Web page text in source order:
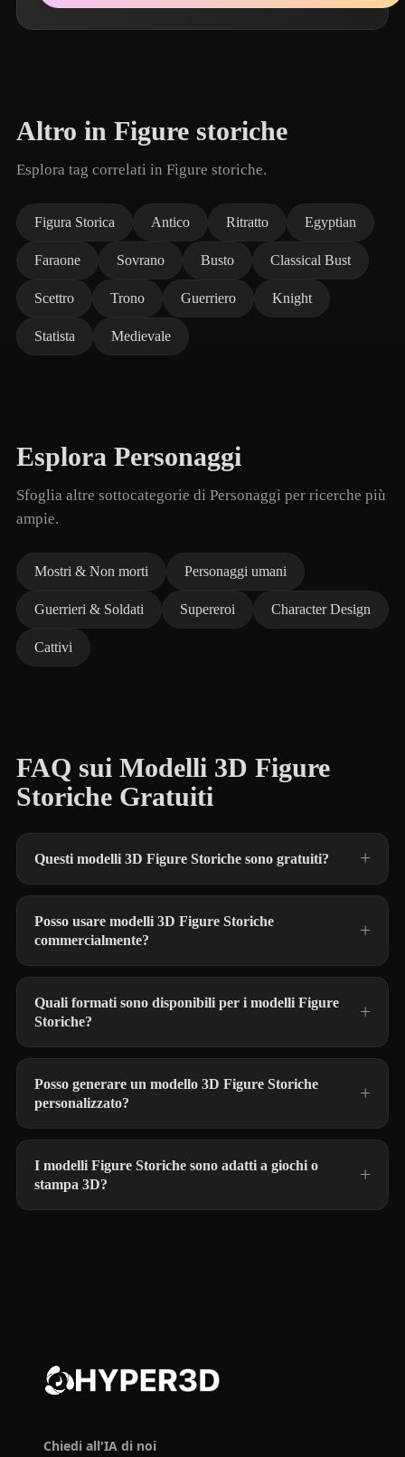
Altro in Figure storiche
Esplora tag correlati in Figure storiche.
Figura Storica Antico Ritratto Egyptian
Faraone Sovrano Busto Classical Bust
Scettro Trono Guerriero Knight
Statista Medievale
Esplora Personaggi
Sfoglia altre sottocategorie di Personaggi per ricerche più
ampie.
Mostri & Non morti Personaggi umani
Guerrieri & Soldati Supereroi Character Design
Cattivi
FAQ sui Modelli 3D Figure
Storiche Gratuiti
Questi modelli 3D Figure Storiche sono gratuiti?
Posso usare modelli 3D Figure Storiche
commercialmente?
Quali formati sono disponibili per i modelli Figure
Storiche?
Posso generare un modello 3D Figure Storiche
personalizzato?
I modelli Figure Storiche sono adatti a giochi o
stampa 3D?
Chiedi all'IA di noi